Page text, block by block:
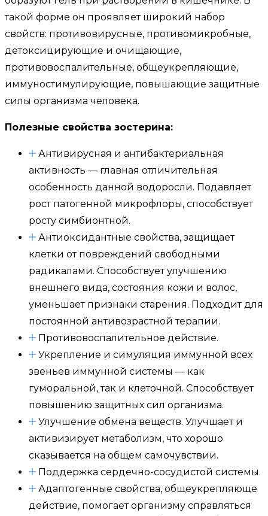
такой форме он проявляет широкий набор
свойств: противовирусные, противомикробные,
детоксицирующие и очищающие,
противовоспалительные, общеукрепляющие,
иммуностимулирующие, повышающие защитные
силы организма человека.
Полезные свойства зостерина:
Антивирусная и антибактериальная
активность — главная отличительная
особенность данной водоросли. Подавляет
рост патогенной микрофлоры, способствует
росту симбионтной.
Антиоксидантные свойства, защищает
клетки от повреждений свободными
радикалами. Способствует улучшению
внешнего вида, состояния кожи и волос,
уменьшает признаки старения. Подходит для
постоянной антивозрастной терапии.
Противовоспалительное действие.
Укрепление и симуляция иммунной всех
звеньев иммунной системы — как
гуморальной, так и клеточной. Способствует
повышению защитных сил организма.
Улучшение обмена веществ. Улучшает и
активизирует метаболизм, что хорошо
сказывается на общем самочувствии.
Поддержка сердечно-сосудистой системы.
Адаптогенные свойства, общеукрепляюще
действие, помогает организму справляться